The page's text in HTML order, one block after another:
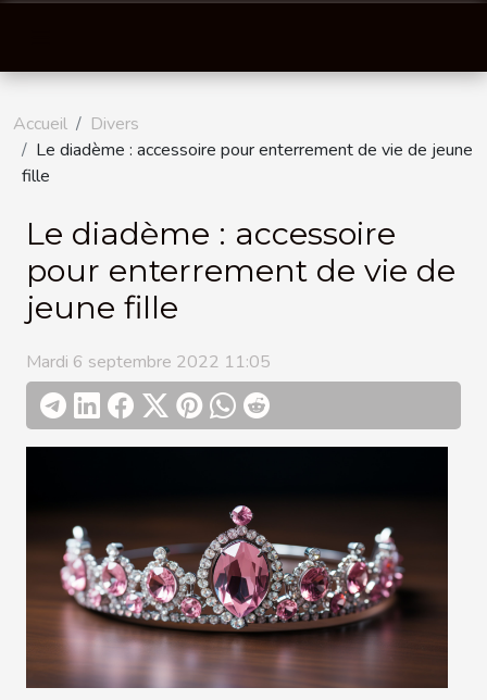
Accueil
Divers
Le diadème : accessoire pour enterrement de vie de jeune
fille
Le diadème : accessoire
pour enterrement de vie de
jeune fille
Mardi 6 septembre 2022 11:05